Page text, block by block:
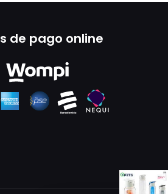
de pago online